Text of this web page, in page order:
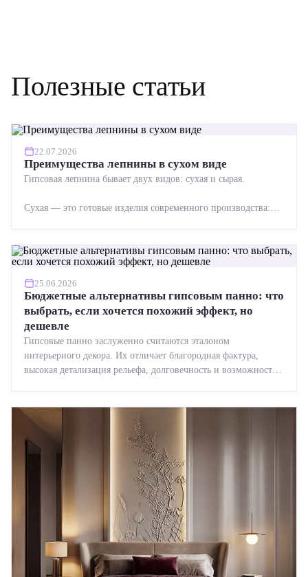
Полезные статьи
22.07.2026
Преимущества лепнины в сухом виде
Гипсовая лепнина бывает двух видов: сухая и сырая.
Сухая — это готовые изделия современного производства:
25.06.2026
Бюджетные альтернативы гипсовым панно: что
выбрать, если хочется похожий эффект, но
дешевле
Гипсовые панно заслуженно считаются эталоном
интерьерного декора. Их отличает благородная фактура,
высокая детализация рельефа, долговечность и возможность